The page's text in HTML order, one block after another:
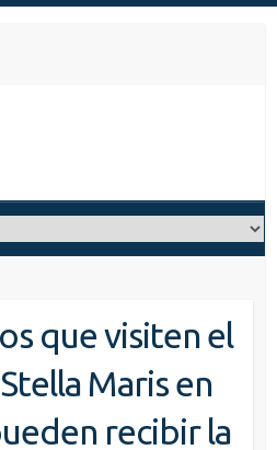
que visiten el
Maris en
recibir la